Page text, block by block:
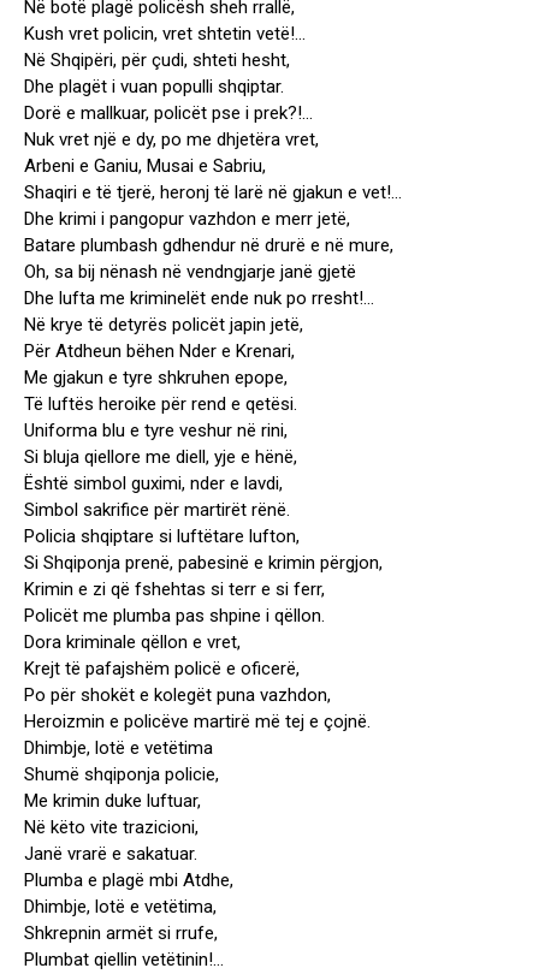
Në botë plagë policësh sheh rrallë,
Kush vret policin, vret shtetin vetë!…
Në Shqipëri, për çudi, shteti hesht,
Dhe plagët i vuan populli shqiptar.
Dorë e mallkuar, policët pse i prek?!…
Nuk vret një e dy, po me dhjetëra vret,
Arbeni e Ganiu, Musai e Sabriu,
Shaqiri e të tjerë, heronj të larë në gjakun e vet!…
Dhe krimi i pangopur vazhdon e merr jetë,
Batare plumbash gdhendur në drurë e në mure,
Oh, sa bij nënash në vendngjarje janë gjetë
Dhe lufta me kriminelët ende nuk po rresht!…
Në krye të detyrës policët japin jetë,
Për Atdheun bëhen Nder e Krenari,
Me gjakun e tyre shkruhen epope,
Të luftës heroike për rend e qetësi.
Uniforma blu e tyre veshur në rini,
Si bluja qiellore me diell, yje e hënë,
Është simbol guximi, nder e lavdi,
Simbol sakrifice për martirët rënë.
Policia shqiptare si luftëtare lufton,
Si Shqiponja prenë, pabesinë e krimin përgjon,
Krimin e zi që fshehtas si terr e si ferr,
Policët me plumba pas shpine i qëllon.
Dora kriminale qëllon e vret,
Krejt të pafajshëm policë e oficerë,
Po për shokët e kolegët puna vazhdon,
Heroizmin e policëve martirë më tej e çojnë.
Dhimbje, lotë e vetëtima
Shumë shqiponja policie,
Me krimin duke luftuar,
Në këto vite trazicioni,
Janë vrarë e sakatuar.
Plumba e plagë mbi Atdhe,
Dhimbje, lotë e vetëtima,
Shkrepnin armët si rrufe,
Plumbat qiellin vetëtinin!…